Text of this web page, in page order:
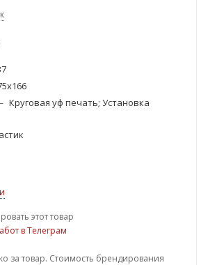
Круговая уф печать; Установка
этот товар
в Телеграм
за товар. Стоимость брендирования